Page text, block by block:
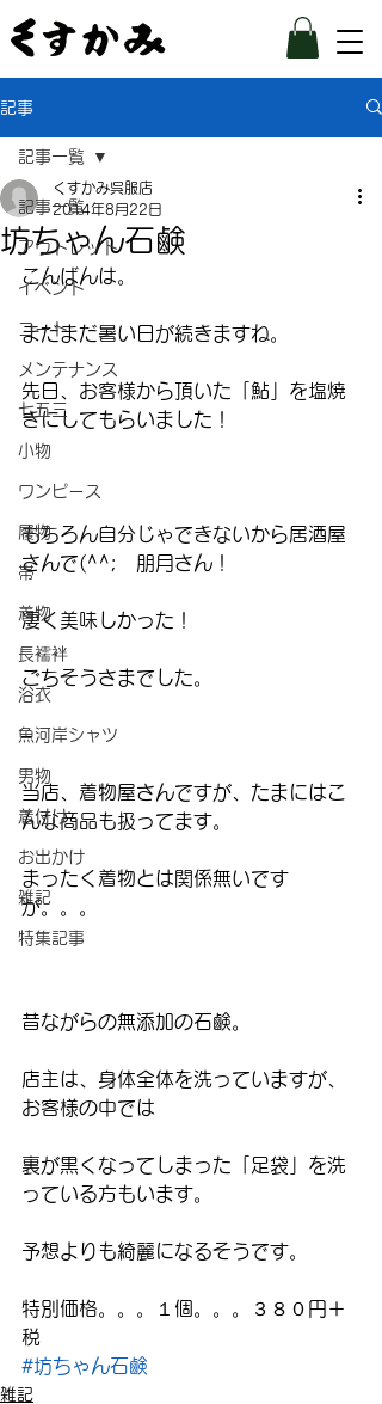
記事
記事一覧
アウトレット
イベント
コート
メンテナンス
七五三
小物
ワンピース
履物
帯
着物
長襦袢
浴衣
魚河岸シャツ
男物
着付け
お出かけ
雑記
特集記事
記事一覧
坊ちゃん石鹸
くすかみ呉服店
2014年8月22日
こんばんは。
まだまだ暑い日が続きますね。
先日、お客様から頂いた「鮎」を塩焼
きにしてもらいました！
もちろん自分じゃできないから居酒屋
さんで(^^;　朋月さん！
凄く美味しかった！
ごちそうさまでした。
–
当店、着物屋さんですが、たまにはこ
んな商品も扱ってます。
まったく着物とは関係無いです
が。。。
昔ながらの無添加の石鹸。
店主は、身体全体を洗っていますが、
お客様の中では
裏が黒くなってしまった「足袋」を洗
っている方もいます。
予想よりも綺麗になるそうです。
特別価格。。。１個。。。３８０円＋
税
#坊ちゃん石鹸
雑記